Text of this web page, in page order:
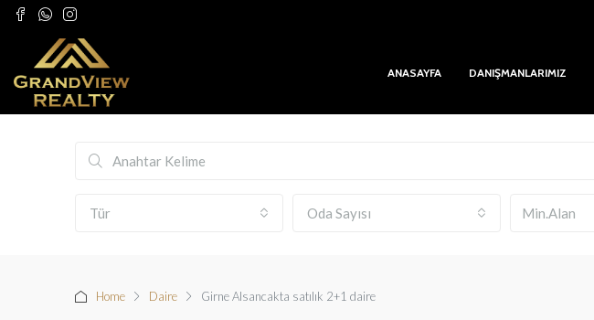
ANASAYFA DANIŞMANLARIMIZ
Tür Oda Sayısı
Home Daire Girne Alsancakta satılık 2+1 daire